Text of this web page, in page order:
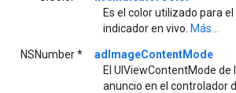
Es el color utilizado para
indicador en vivo. Más...
NSNumber *
adImageContentMode
El UIViewContentMode de
anuncio en el controlador